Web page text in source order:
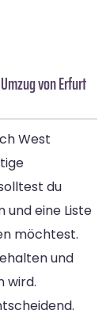
von Erfurt
West
du
und eine Liste
möchtest.
und
wird.